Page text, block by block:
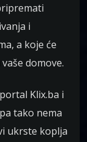
i
a koje će
domove.
Klix.ba i
tako nema
ukrste koplja